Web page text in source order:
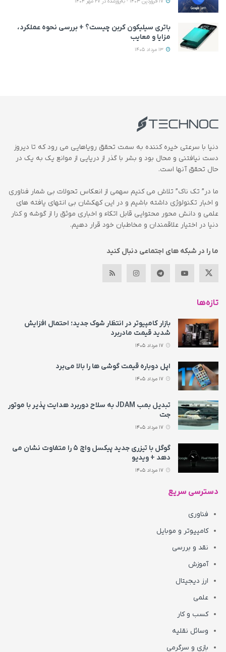
باتری سیلیکون کربن چیست؟ + بررسی نحوه عملکرد،
مزایا و معایب
دنیا با سرعتی خیره کننده به سمت تحقق رویاهایی می رود که تا دیروز
دست نیافتنی و محال بود و بشر با گذر از دریایی از موانع یک به یک در
حال تحقق آنها است.
ما در” تک ناک” تلاش می کنیم سهمی از انعکاس تحولات بی شمار فناوری
و اخبار تکنولوژی داشته باشیم و در این کهکشان بی انتهای یافته های
علمی و دانش محور محتوایی قابل اتکاء و اخباری موثق را از گوشه و کنار
دنیا در اختیار علاقمندان و مخاطبان خود قرار دهیم.
ما را در شبکه های اجتماعی دنبال کنید
تازه‌ها
بازار کامپیوتر در انتظار شوک جدید؛ احتمال افزایش
شدید قیمت مادربرد
اپل دوباره قیمت‌ گوشی ها را بالا می‌برد
تبدیل بمب JDAM به سلاح دوربرد هدایت پذیر با موتور
جت
گوگل با تیزری جدید پیکسل واچ ۵ را متفاوت نشان می‌
دهد + ویدیو
دسترسی سریع
فناوری
کامپیوتر و موبایل
نقد و بررسی
آموزش
ارز دیجیتال
علمی
کسب و کار
وسائل نقلیه
بازی و سرگرمی